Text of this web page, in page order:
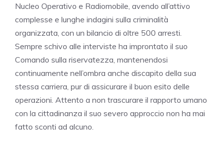
Nucleo Operativo e Radiomobile, avendo all’attivo
complesse e lunghe indagini sulla criminalità
organizzata, con un bilancio di oltre 500 arresti.
Sempre schivo alle interviste ha improntato il suo
Comando sulla riservatezza, mantenendosi
continuamente nell’ombra anche discapito della sua
stessa carriera, pur di assicurare il buon esito delle
operazioni. Attento a non trascurare il rapporto umano
con la cittadinanza il suo severo approccio non ha mai
fatto sconti ad alcuno.